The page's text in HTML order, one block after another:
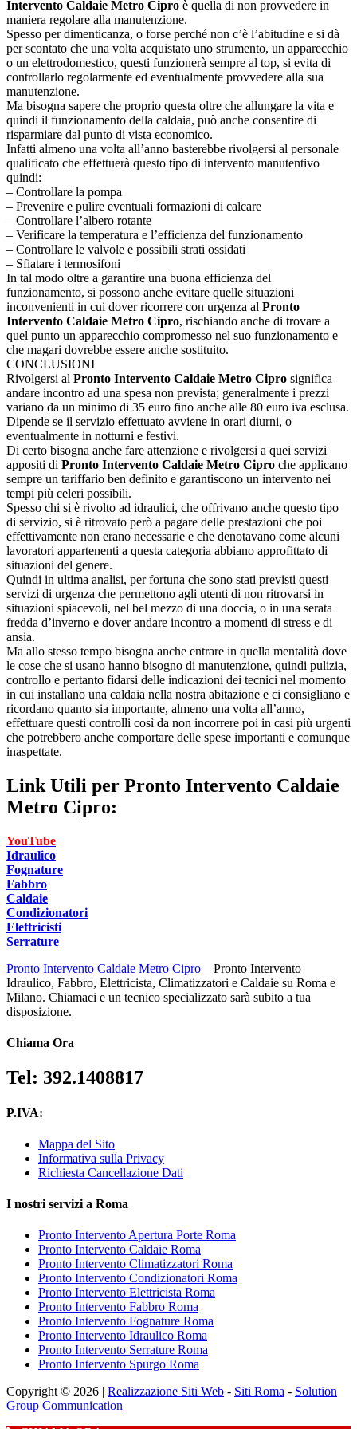
Intervento Caldaie Metro Cipro è quella di non provvedere in
maniera regolare alla manutenzione.
Spesso per dimenticanza, o forse perché non c’è l’abitudine e si dà
per scontato che una volta acquistato uno strumento, un apparecchio
o un elettrodomestico, questi funzionerà sempre al top, si evita di
controllarlo regolarmente ed eventualmente provvedere alla sua
manutenzione.
Ma bisogna sapere che proprio questa oltre che allungare la vita e
quindi il funzionamento della caldaia, può anche consentire di
risparmiare dal punto di vista economico.
Infatti almeno una volta all’anno basterebbe rivolgersi al personale
qualificato che effettuerà questo tipo di intervento manutentivo
quindi:
– Controllare la pompa
– Prevenire e pulire eventuali formazioni di calcare
– Controllare l’albero rotante
– Verificare la temperatura e l’efficienza del funzionamento
– Controllare le valvole e possibili strati ossidati
– Sfiatare i termosifoni
In tal modo oltre a garantire una buona efficienza del
funzionamento, si possono anche evitare quelle situazioni
inconvenienti in cui dover ricorrere con urgenza al Pronto
Intervento Caldaie Metro Cipro, rischiando anche di trovare a
quel punto un apparecchio compromesso nel suo funzionamento e
che magari dovrebbe essere anche sostituito.
CONCLUSIONI
Rivolgersi al Pronto Intervento Caldaie Metro Cipro significa
andare incontro ad una spesa non prevista; generalmente i prezzi
variano da un minimo di 35 euro fino anche alle 80 euro iva esclusa.
Dipende se il servizio effettuato avviene in orari diurni, o
eventualmente in notturni e festivi.
Di certo bisogna anche fare attenzione e rivolgersi a quei servizi
appositi di Pronto Intervento Caldaie Metro Cipro che applicano
sempre un tariffario ben definito e garantiscono un intervento nei
tempi più celeri possibili.
Spesso chi si è rivolto ad idraulici, che offrivano anche questo tipo
di servizio, si è ritrovato però a pagare delle prestazioni che poi
effettivamente non erano necessarie e che denotavano come alcuni
lavoratori appartenenti a questa categoria abbiano approfittato di
situazioni del genere.
Quindi in ultima analisi, per fortuna che sono stati previsti questi
servizi di urgenza che permettono agli utenti di non ritrovarsi in
situazioni spiacevoli, nel bel mezzo di una doccia, o in una serata
fredda d’inverno e dover andare incontro a momenti di stress e di
ansia.
Ma allo stesso tempo bisogna anche entrare in quella mentalità dove
le cose che si usano hanno bisogno di manutenzione, quindi pulizia,
controllo e pertanto fidarsi delle indicazioni dei tecnici nel momento
in cui installano una caldaia nella nostra abitazione e ci consigliano e
ricordano quanto sia importante, almeno una volta all’anno,
effettuare questi controlli così da non incorrere poi in casi più urgenti
che potrebbero anche comportare delle spese importanti e comunque
inaspettate.
Link Utili per Pronto Intervento Caldaie
Metro Cipro:
YouTube
Idraulico
Fognature
Fabbro
Caldaie
Condizionatori
Elettricisti
Serrature
Pronto Intervento Caldaie Metro Cipro – Pronto Intervento
Idraulico, Fabbro, Elettricista, Climatizzatori e Caldaie su Roma e
Milano. Chiamaci e un tecnico specializzato sarà subito a tua
disposizione.
Chiama Ora
Tel: 392.1408817
P.IVA:
Mappa del Sito
Informativa sulla Privacy
Richiesta Cancellazione Dati
I nostri servizi a Roma
Pronto Intervento Apertura Porte Roma
Pronto Intervento Caldaie Roma
Pronto Intervento Climatizzatori Roma
Pronto Intervento Condizionatori Roma
Pronto Intervento Elettricista Roma
Pronto Intervento Fabbro Roma
Pronto Intervento Fognature Roma
Pronto Intervento Idraulico Roma
Pronto Intervento Serrature Roma
Pronto Intervento Spurgo Roma
Copyright © 2026 | Realizzazione Siti Web - Siti Roma - Solution
Group Communication